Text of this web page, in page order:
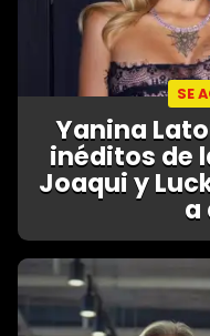
SE
Yanina
inéditos de
Joaqui y
a